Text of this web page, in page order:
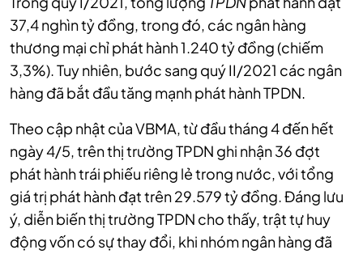
37,4 nghìn tỷ đồng, trong đó, các ngân hàng
thương mại chỉ phát hành 1.240 tỷ đồng (chiếm
3,3%). Tuy nhiên, bước sang quý II/2021 các ngân
hàng đã bắt đầu tăng mạnh phát hành TPDN.
Theo cập nhật của VBMA, từ đầu tháng 4 đến hết
ngày 4/5, trên thị trường TPDN ghi nhận 36 đợt
phát hành trái phiếu riêng lẻ trong nước, với tổng
giá trị phát hành đạt trên 29.579 tỷ đồng. Đáng lưu
ý, diễn biến thị trường TPDN cho thấy, trật tự huy
động vốn có sự thay đổi, khi nhóm ngân hàng đã